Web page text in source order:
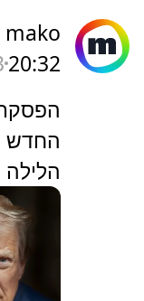
mako
20:32
3
החדש
הלילה